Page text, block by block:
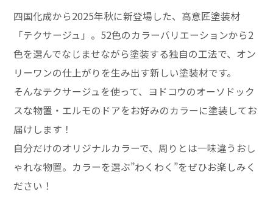
四国化成から2025年秋に新登場した、高意匠塗装材
「テクサージュ」。52色のカラーバリエーションから2
色を選んでなじませながら塗装する独自の工法で、オン
リーワンの仕上がりを生み出す新しい塗装材です。
そんなテクサージュを使って、ヨドコウのオーソドック
スな物置・エルモのドアをお好みのカラーに塗装してお
届けします！
自分だけのオリジナルカラーで、周りとは一味違うおし
ゃれな物置。カラーを選ぶ”わくわく”をぜひお楽しみく
ださい！